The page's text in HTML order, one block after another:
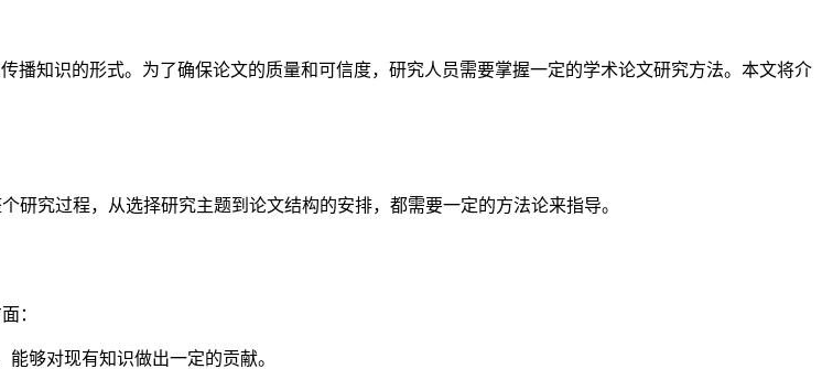
播知识的形式。为了确保论文的质量和可信度，研究人员需要掌握一定的学术论文研究方法。本文将介
究过程，从选择研究主题到论文结构的安排，都需要一定的方法论来指导。
：
够对现有知识做出一定的贡献。